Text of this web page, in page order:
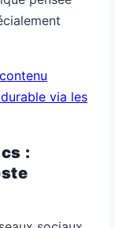
via les
: